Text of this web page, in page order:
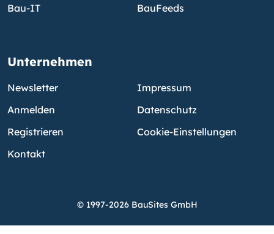
Bau-IT
BauFeeds
Unternehmen
Newsletter
Anmelden
Registrieren
Kontakt
Impressum
Datenschutz
Cookie-Einstellungen
© 1997-2026 BauSites GmbH